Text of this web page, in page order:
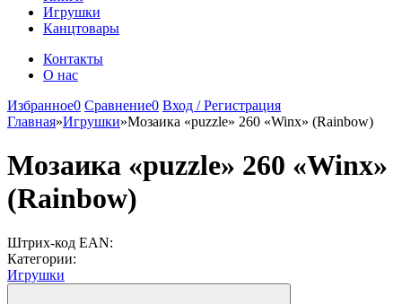
Игрушки
Канцтовары
Контакты
О нас
Избранное0 Сравнение0 Вход / Регистрация
Главная»Игрушки»Мозаика «puzzle» 260 «Winx» (Rainbow)
Мозаика «puzzle» 260 «Winx»
(Rainbow)
Штрих-код EAN:
Категории:
Игрушки